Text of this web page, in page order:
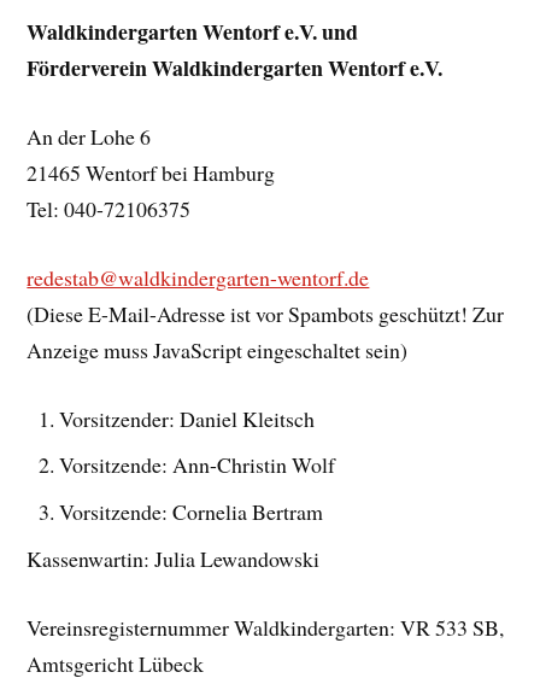
Waldkindergarten Wentorf e.V. und
Förderverein Waldkindergarten Wentorf e.V.
An der Lohe 6
21465 Wentorf bei Hamburg
Tel: 040-72106375
redestab@waldkindergarten-wentorf.de
(Diese E-Mail-Adresse ist vor Spambots geschützt! Zur
Anzeige muss JavaScript eingeschaltet sein)
Vorsitzender: Daniel Kleitsch
Vorsitzende: Ann-Christin Wolf
Vorsitzende: Cornelia Bertram
Kassenwartin: Julia Lewandowski
Vereinsregisternummer Waldkindergarten: VR 533 SB,
Amtsgericht Lübeck